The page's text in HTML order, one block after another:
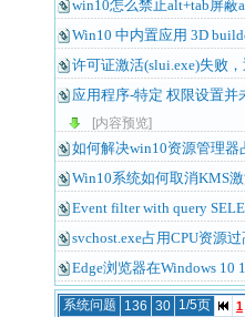
win10怎么禁止alt+tab屏蔽
Win10 中内置应用 3D
许可证激活(slui.exe)失败
应用程序-特定 权限设置并
[内容预览]
如何解决win10资源管理器
Win10系统如何取消KMS
Event filter with query
svchost.exe占用CPU资源
Edge浏览器在Windows 10
系统问题 136 30 1/5页 1